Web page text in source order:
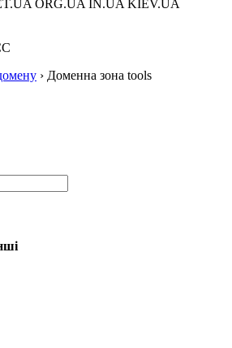
ORG.UA IN.UA KIEV.UA
› Доменна зона tools